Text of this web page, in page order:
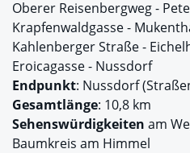
Oberer Reisenbergweg -
Krapfenwaldgasse -
Kahlenberger Straße -
Eroicagasse - Nussdorf
Endpunkt: Nussdorf
Gesamtlänge: 10,8 km
Sehenswürdigkeiten am
Baumkreis am Himmel